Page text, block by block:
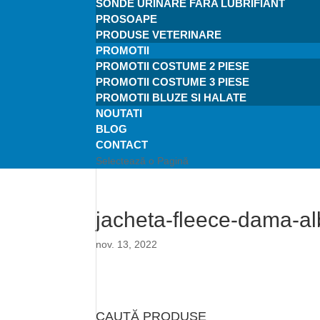
SONDE URINARE FARA LUBRIFIANT
PROSOAPE
PRODUSE VETERINARE
PROMOTII
PROMOTII COSTUME 2 PIESE
PROMOTII COSTUME 3 PIESE
PROMOTII BLUZE SI HALATE
NOUTATI
BLOG
CONTACT
Selectează o Pagină
jacheta-fleece-dama-
nov. 13, 2022
CAUTĂ PRODUSE